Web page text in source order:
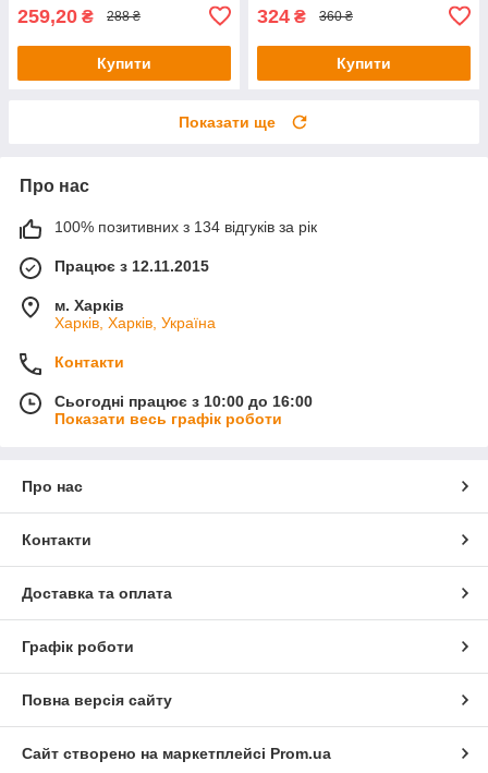
259,20 ₴ 288 ₴
Купити
324 ₴ 360 ₴
Купити
Показати ще
Про нас
100% позитивних з 134 відгуків за рік
Працює з 12.11.2015
м. Харків
Харків, Харків, Україна
Контакти
Сьогодні працює з 10:00 до 16:00
Показати весь графік роботи
Про нас
Контакти
Доставка та оплата
Графік роботи
Повна версія сайту
Сайт створено на маркетплейсі Prom.ua